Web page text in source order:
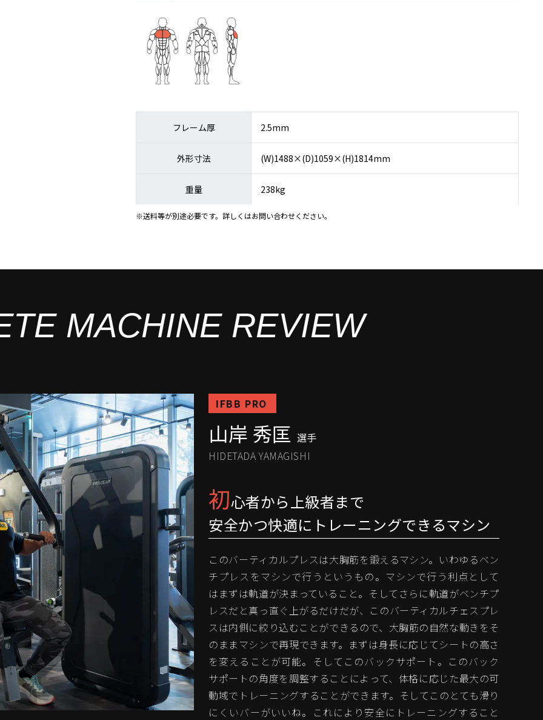
フレーム厚 2.5mm
外形寸法 (W)1488×(D)1059×(H)1814mm
重量 238kg
※送料等が別途必要です。詳しくはお問い合わせください。
MACHINE REVIEW
IFBB PRO
山岸 秀匡 選手
HIDETADA YAMAGISHI
初心者から上級者まで
安全かつ快適にトレーニングできるマシン
このバーティカルプレスは大胸筋を鍛えるマシン。いわゆるベン
チプレスをマシンで行うというもの。マシンで行う利点として
はまずは軌道が決まっていること。そしてさらに軌道がベンチプ
レスだと真っ直ぐ上がるだけだが、このバーティカルチェスプレ
スは内側に絞り込むことができるので、大胸筋の自然な動きをそ
のままマシンで再現できます。まずは身長に応じてシートの高さ
を変えることが可能。そしてこのバックサポート。このバック
サポートの角度を調整することによって、体格に応じた最大の可
動域でトレーニングすることができます。そしてこのとても滑り
にくいバーがいいね。これにより安全にトレーニングすること